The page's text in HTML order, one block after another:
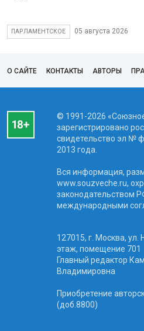
ПАРЛАМЕНТСКОЕ 05 августа 2026
О САЙТЕ КОНТАКТЫ АВТОРЫ
© 1991-2026
зарегистрировано
свидетельство эл №
2013 года.
Вся информация,
www.souzveche.ru,
законодательством
международными
127015, г. Москва, ул.
этаж, помещение 701
Главный редактор
Владимировна
Приобретение
(доб.8800)